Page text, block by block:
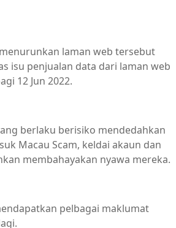
laman web tersebut
isu penjualan data dari laman web
12 Jun 2022.
berlaku berisiko mendedahkan
Macau Scam, keldai akaun dan
membahayakan nyawa mereka.
pelbagai maklumat